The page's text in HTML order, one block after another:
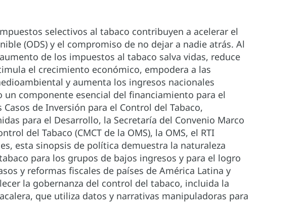
selectivos al tabaco contribuyen a acelerar el
(ODS) y el compromiso de no dejar a nadie atrás. Al
de los impuestos al tabaco salva vidas, reduce
el crecimiento económico, empodera a las
y aumenta los ingresos nacionales
componente esencial del financiamiento para el
de Inversión para el Control del Tabaco,
para el Desarrollo, la Secretaría del Convenio Marco
del Tabaco (CMCT de la OMS), la OMS, el RTI
esta sinopsis de política demuestra la naturaleza
para los grupos de bajos ingresos y para el logro
y reformas fiscales de países de América Latina y
la gobernanza del control del tabaco, incluida la
que utiliza datos y narrativas manipuladoras para